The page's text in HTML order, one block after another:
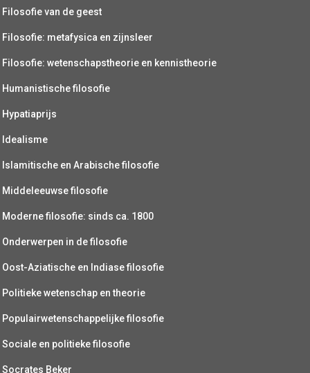
Filosofie van de geest
Filosofie: metafysica en zijnsleer
Filosofie: wetenschapstheorie en kennistheorie
Humanistische filosofie
Hypatiaprijs
Idealisme
Islamitische en Arabische filosofie
Middeleeuwse filosofie
Moderne filosofie: sinds ca. 1800
Onderwerpen in de filosofie
Oost-Aziatische en Indiase filosofie
Politieke wetenschap en theorie
Populairwetenschappelijke filosofie
Sociale en politieke filosofie
Socrates Beker